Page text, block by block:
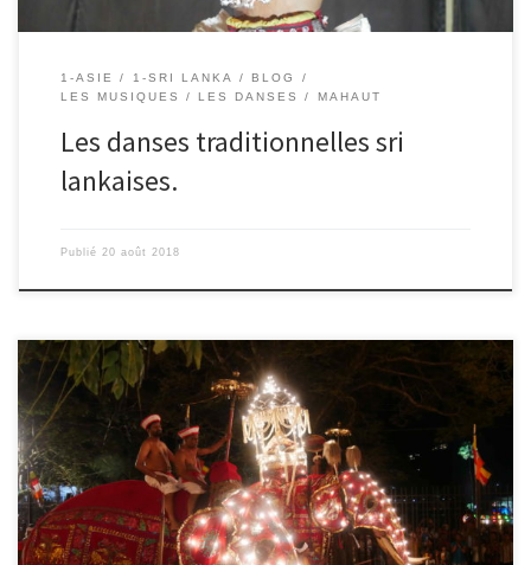
1-ASIE 1-SRI LANKA
BLOG
LES MUSIQUES / LES DANSES
MAHAUT
Les danses traditionnelles sri
lankaises.
Publié 20 août 2018
19/08/2018 – Colombe A Kandy, un ancien palais royal sert
maintenant de temple qui abrite une dent de Bouddha. C’est un
lieu de pèlerinage important pour les bouddhistes. A toutes les
pleines lunes, il y a une fête, mais une fois par an (en ce moment),
il y a un […]